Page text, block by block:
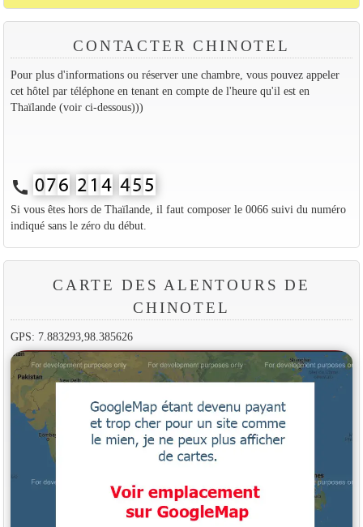
CONTACTER CHINOTEL
Pour plus d'informations ou réserver une chambre, vous pouvez appeler
cet hôtel par téléphone en tenant en compte de l'heure qu'il est en
Thaïlande (voir ci-dessous)))
call
Si vous êtes hors de Thaïlande, il faut composer le 0066 suivi du numéro
indiqué sans le zéro du début.
CARTE DES ALENTOURS DE
CHINOTEL
GPS: 7.883293,98.385626